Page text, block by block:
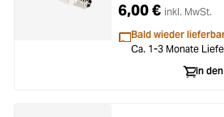
6,00 € inkl. MwSt.
Bald wieder
Ca. 1-3 Monate
In